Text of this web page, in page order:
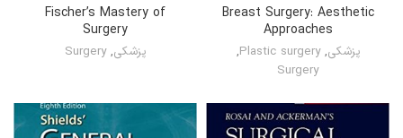
Breast Surgery: Aesthetic
Approaches
پزشکی,
Plastic surgery
,
Surgery
Fischer’s Mastery of
Surgery
پزشکی,
Surgery